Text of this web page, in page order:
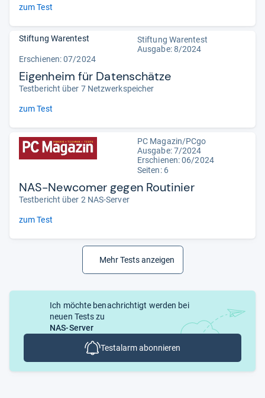
zum Test
Stiftung Warentest
Stiftung Warentest
Ausgabe: 8/2024
Erschienen: 07/2024
Eigenheim für Datenschätze
Testbericht über 7 Netzwerkspeicher
zum Test
PC Magazin/PCgo
Ausgabe: 7/2024
Erschienen: 06/2024
Seiten: 6
NAS-Newcomer gegen Routinier
Testbericht über 2 NAS-Server
zum Test
Mehr Tests anzeigen
Ich möchte benachrichtigt werden bei
neuen Tests zu
NAS-Server
Testalarm abonnieren